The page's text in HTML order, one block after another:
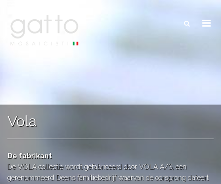
Vola
De fabrikant
De VOLA collectie wordt gefabriceerd door VOLA A/S, een
gerenommeerd Deens familiebedrijf waarvan de oorsprong dateert